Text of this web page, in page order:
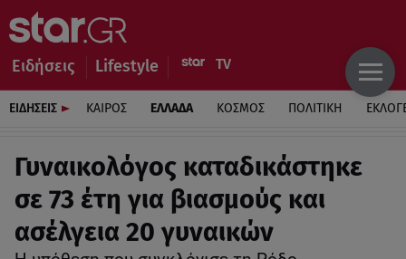
Ειδήσεις Lifestyle
ΕΙΔΗΣΕΙΣ ΚΑΙΡΟΣ ΕΛΛΑΔΑ ΚΟΣΜΟΣ ΠΟΛΙΤΙΚΗ
Γυναικολόγος καταδικάστηκε
σε 73 έτη για βιασμούς και
ασέλγεια 20 γυναικών